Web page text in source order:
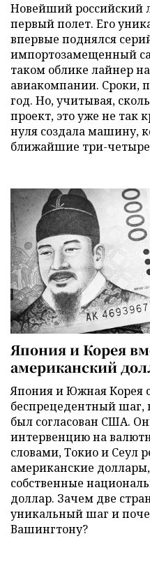
Новейший российский
первый полет. Его
впервые поднялся
импортозамещенный
таком облике лайнер
авиакомпании. Сроки,
год. Но, учитывая,
проект, это уже не так
нуля создала машину,
ближайшие три-четыре
Япония и Корея
американский
Япония и Южная Корея
беспрецедентный шаг,
был согласован США.
интервенцию на
словами, Токио и Сеул
американские
собственные
доллар. Зачем две
уникальный шаг и
Вашингтону?